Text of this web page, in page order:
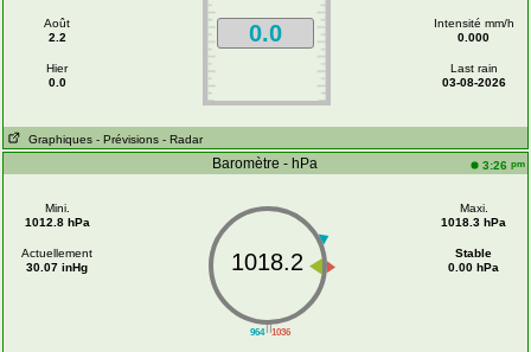
Août
2.2
Hier
0.0
0.0
Intensité mm/h
0.000
Last rain
03-08-2026
Graphiques - Prévisions - Radar
Baromètre - hPa 3:26 pm
Mini.
1012.8 hPa
Actuellement
30.07 inHg
||
964 1036
1018.2
Maxi.
1018.3 hPa
Stable
0.00 hPa